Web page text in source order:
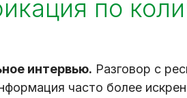
по
интервью. Разговор с
часто более